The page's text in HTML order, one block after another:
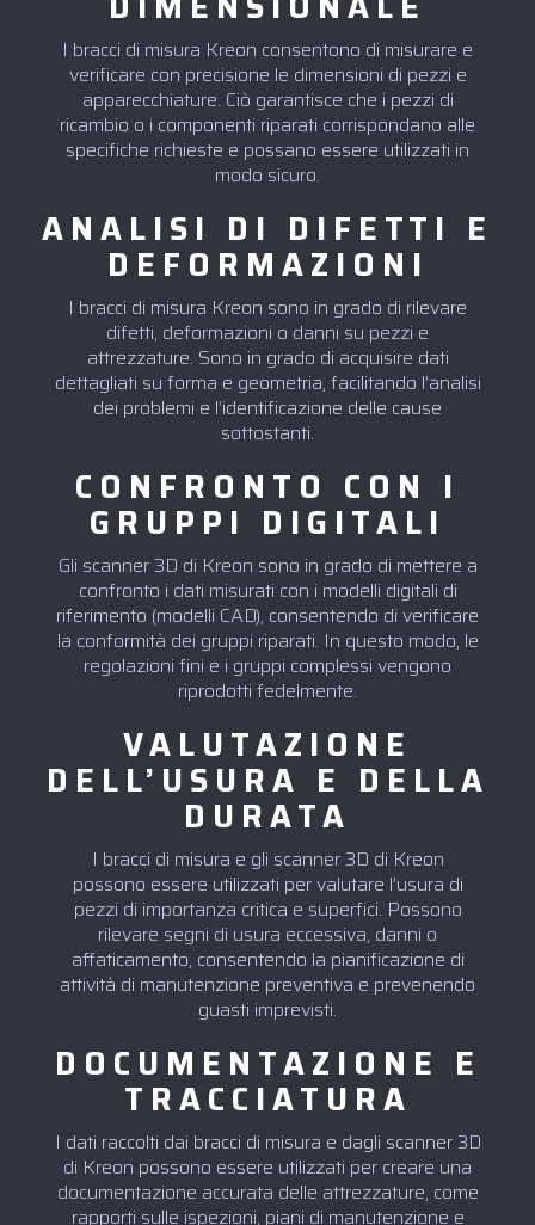
I bracci di misura Kreon consentono di misurare e
verificare con precisione le dimensioni di pezzi e
apparecchiature. Ciò garantisce che i pezzi di
ricambio o i componenti riparati corrispondano alle
specifiche richieste e possano essere utilizzati in
modo sicuro.
ANALISI DI DIFETTI E
DEFORMAZIONI
I bracci di misura Kreon sono in grado di rilevare
difetti, deformazioni o danni su pezzi e
attrezzature. Sono in grado di acquisire dati
dettagliati su forma e geometria, facilitando l’analisi
dei problemi e l’identificazione delle cause
sottostanti.
CONFRONTO CON I
GRUPPI DIGITALI
Gli scanner 3D di Kreon sono in grado di mettere a
confronto i dati misurati con i modelli digitali di
riferimento (modelli CAD), consentendo di verificare
la conformità dei gruppi riparati. In questo modo, le
regolazioni fini e i gruppi complessi vengono
riprodotti fedelmente.
VALUTAZIONE
DELL’USURA E DELLA
DURATA
I bracci di misura e gli scanner 3D di Kreon
possono essere utilizzati per valutare l’usura di
pezzi di importanza critica e superfici. Possono
rilevare segni di usura eccessiva, danni o
affaticamento, consentendo la pianificazione di
attività di manutenzione preventiva e prevenendo
guasti imprevisti.
DOCUMENTAZIONE E
TRACCIATURA
I dati raccolti dai bracci di misura e dagli scanner 3D
di Kreon possono essere utilizzati per creare una
documentazione accurata delle attrezzature, come
rapporti sulle ispezioni, piani di manutenzione e